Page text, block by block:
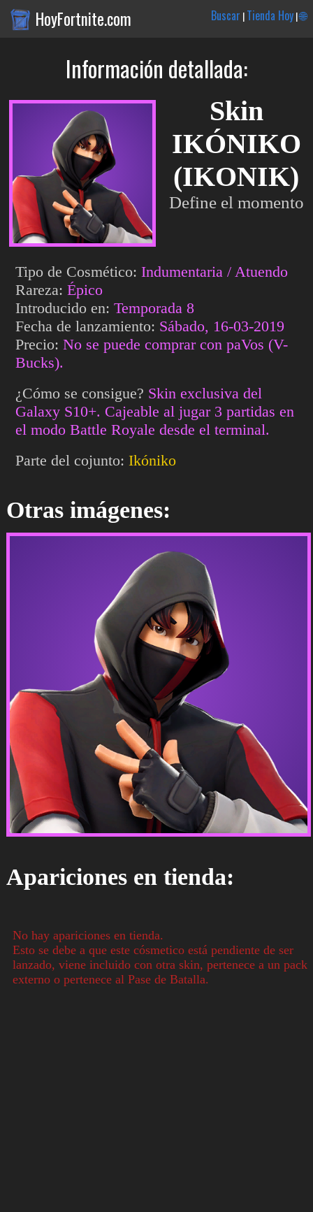
HoyFortnite.com Buscar |Tienda Hoy|🌐
Información detallada:
Skin
IKÓNIKO
(IKONIK)
Define el momento
Tipo de Cosmético:Indumentaria / Atuendo
Rareza:Épico
Introducido en:Temporada 8
Fecha de lanzamiento: Sábado, 16-03-2019
Precio:No se puede comprar con paVos (V-
Bucks).
¿Cómo se consigue? Skin exclusiva del
Galaxy S10+. Cajeable al jugar 3 partidas en
el modo Battle Royale desde el terminal.
Parte del cojunto:Ikóniko
Otras imágenes:
Apariciones en tienda:
No hay apariciones en tienda.
Esto se debe a que este cósmetico está pendiente de ser
lanzado, viene incluido con otra skin, pertenece a un pack
externo o pertenece al Pase de Batalla.